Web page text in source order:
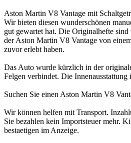
Aston Martin V8 Vantage mit
Wir bieten diesen wunderschönen
gut gewartet hat. Die Originalhefte
der Aston Martin V8 Vantage von
zuvor erlebt haben.
Das Auto wurde kürzlich in der
Felgen verbindet. Die
Suchen Sie einen Aston Martin V8
Wir können helfen mit Transport.
Sie bezahlen kein Importsteuer mehr.
bestaetigen im Anzeige.